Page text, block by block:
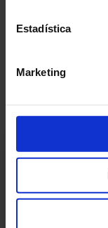
Estadística
Marketing